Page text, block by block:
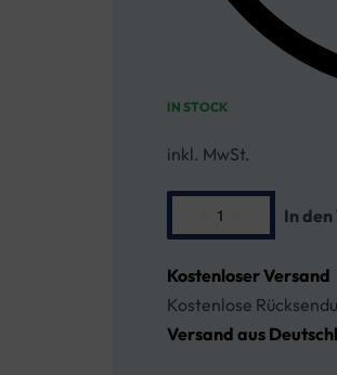
IN STOCK
inkl. MwSt.
In
Kostenloser Versand
Kostenlose
Versand aus